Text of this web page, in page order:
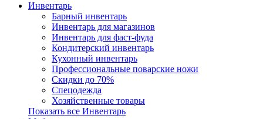
Инвентарь
Барный инвентарь
Инвентарь для магазинов
Инвентарь для фаст-фуда
Кондитерский инвентарь
Кухонный инвентарь
Профессиональные поварские ножи
Скидки до 70%
Спецодежда
Хозяйственные товары
Показать все Инвентарь